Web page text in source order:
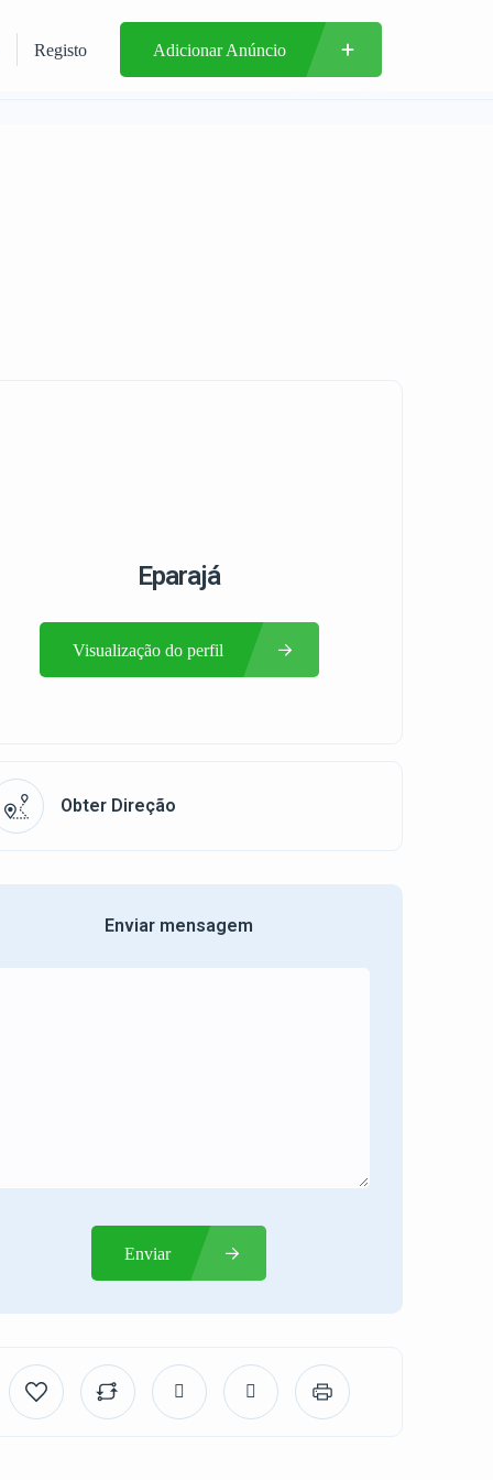
Registo Adicionar Anúncio
Eparajá
Visualização do perfil
Obter Direção
Enviar mensagem
Enviar